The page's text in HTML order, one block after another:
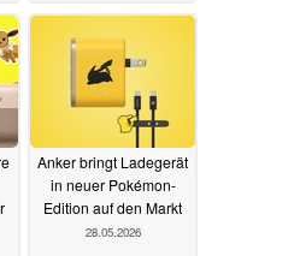
Anker bringt Ladegerät
in neuer Pokémon-
Edition auf den Markt
28.05.2026